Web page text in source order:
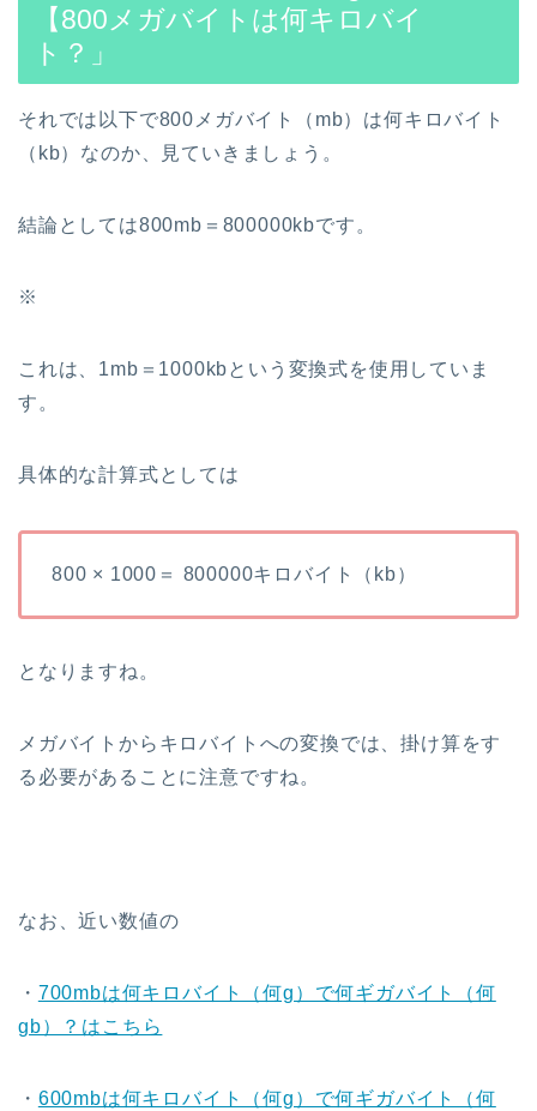
【800メガバイトは何キロバイ
ト？」
それでは以下で800メガバイト（mb）は何キロバイト
（kb）なのか、見ていきましょう。
結論としては800mb＝800000kbです。
※
これは、1mb＝1000kbという変換式を使用していま
す。
具体的な計算式としては
800 × 1000＝ 800000キロバイト（kb）
となりますね。
メガバイトからキロバイトへの変換では、掛け算をす
る必要があることに注意ですね。
なお、近い数値の
・ 700mbは何キロバイト（何g）で何ギガバイト（何
gb）？はこちら
・ 600mbは何キロバイト（何g）で何ギガバイト（何